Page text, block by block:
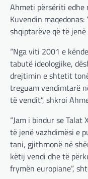
Ahmeti përsëriti edhe
Kuvendin
shqiptarëve që të
“Nga viti 2001 e
tabutë ideologjike,
drejtimin e shtetit
treguam vendimtarë
të vendit”, shkroi
“Jam i bindur se
të jenë vazhdimësi e
tani, gjithmonë në
këtij vendi dhe të
frymën europiane”,